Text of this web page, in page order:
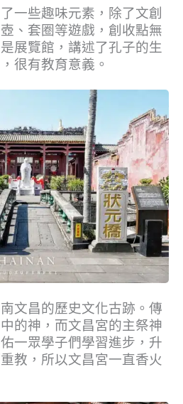
一些趣味元素，除了文創
、套圈等遊戲，創收點無
展覽館，講述了孔子的生
很有教育意義。
文昌的歷史文化古跡。傳
的神，而文昌宮的主祭神
一眾學子們學習進步，升
教，所以文昌宮一直香火